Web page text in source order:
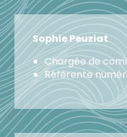
Sophie Peuziat
Chargée de
Référente